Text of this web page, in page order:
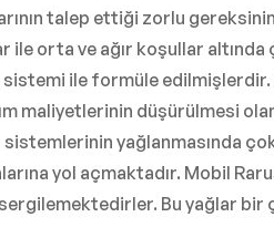
talep ettiği zorlu
ile orta ve ağır koşullar
ile formüle edilmişlerdir.
maliyetlerinin düşürülmesi
sistemlerinin yağlanmasında
yol açmaktadır. Mobil
Bu yağlar